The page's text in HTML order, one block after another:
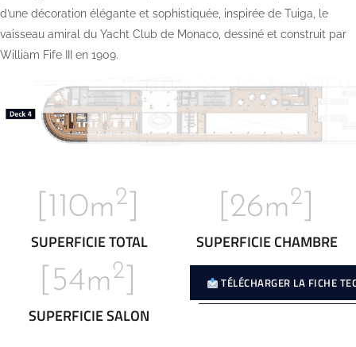
d’une décoration élégante et sophistiquée, inspirée de Tuiga, le
vaisseau amiral du Yacht Club de Monaco, dessiné et construit par
William Fife III en 1909.
[110m2
SUPERFICIE TOTAL
[26m2
SUPERFICIE CHAMBRE
[54m2
SUPERFICIE SALON
TÉLÉCHARGER LA FICHE